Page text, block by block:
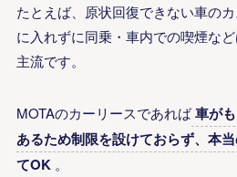
たとえば、原状回復できない車の
に入れずに同乗・車内での喫煙な
主流です。
MOTAのカーリースであれば車が
あるため制限を設けておらず、本
てOK 。